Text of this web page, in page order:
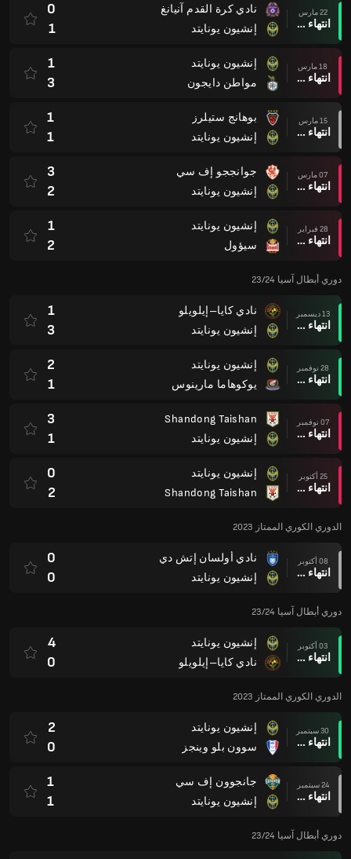
22 مارس
انتهاء وقت المباراة
نادي كرة القدم آنيانغ
إنشيون يونايتد
0
1
18 مارس
انتهاء وقت المباراة
إنشيون يونايتد
مواطن دايجون
1
3
15 مارس
انتهاء وقت المباراة
بوهانج ستيلرز
إنشيون يونايتد
1
1
07 مارس
انتهاء وقت المباراة
جوانججو إف سي
إنشيون يونايتد
3
2
28 فبراير
انتهاء وقت المباراة
إنشيون يونايتد
سيؤول
1
2
دوري أبطال آسيا 23/24
13 ديسمبر
انتهاء وقت المباراة
نادي كايا–إيلويلو
إنشيون يونايتد
1
3
28 نوفمبر
انتهاء وقت المباراة
إنشيون يونايتد
يوكوهاما مارينوس
2
1
07 نوفمبر
انتهاء وقت المباراة
Shandong Taishan
إنشيون يونايتد
3
1
25 أكتوبر
انتهاء وقت المباراة
إنشيون يونايتد
Shandong Taishan
0
2
الدوري الكوري الممتاز 2023
08 أكتوبر
انتهاء وقت المباراة
نادي أولسان إتش دي
إنشيون يونايتد
0
0
دوري أبطال آسيا 23/24
03 أكتوبر
انتهاء وقت المباراة
إنشيون يونايتد
نادي كايا–إيلويلو
4
0
الدوري الكوري الممتاز 2023
30 سبتمبر
انتهاء وقت المباراة
إنشيون يونايتد
سوون بلو وينجز
2
0
24 سبتمبر
انتهاء وقت المباراة
جانجوون إف سي
إنشيون يونايتد
1
1
دوري أبطال آسيا 23/24